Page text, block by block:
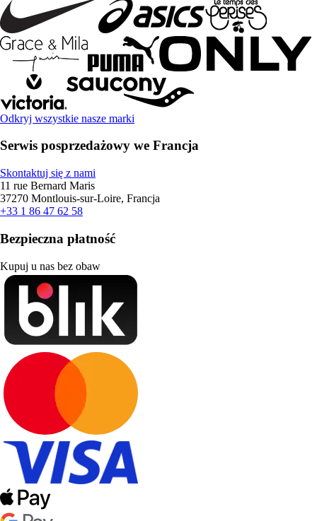
Odkryj wszystkie nasze marki
Serwis posprzedażowy we Francja
Skontaktuj się z nami
11 rue Bernard Maris
37270 Montlouis-sur-Loire, Francja
+33 1 86 47 62 58
Bezpieczna płatność
Kupuj u nas bez obaw